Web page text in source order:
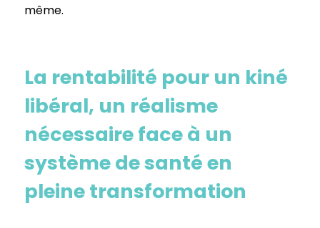
même.
La rentabilité pour un kiné
libéral, un réalisme
nécessaire face à un
système de santé en
pleine transformation